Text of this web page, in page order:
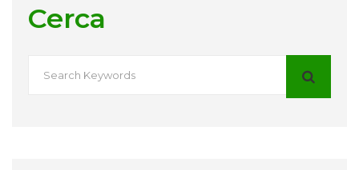
Cerca